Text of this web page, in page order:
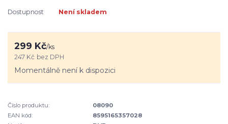
Dostupnost Není skladem
299 Kč/ks
247 Kč bez DPH
Momentálně není k dispozici
Číslo produktu:
08090
EAN kód:
8595165357028